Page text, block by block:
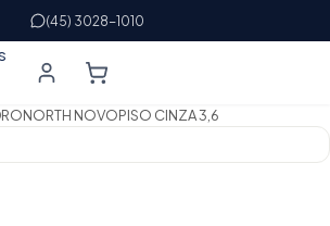
(45) 3028-1010
NOVOPISO CINZA 3,6